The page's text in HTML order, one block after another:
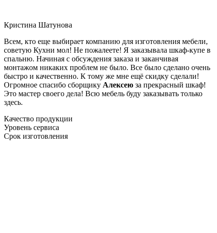
Кристина Шатунова
Всем, кто еще выбирает компанию для изготовления мебели,
советую Кухни мол! Не пожалеете! Я заказывала шкаф-купе в
спальню. Начиная с обсуждения заказа и заканчивая
монтажом никаких проблем не было. Все было сделано очень
быстро и качественно. К тому же мне ещё скидку сделали!
Огромное спасибо сборщику Алексею за прекрасный шкаф!
Это мастер своего дела! Всю мебель буду заказывать только
здесь.
Качество продукции
Уровень сервиса
Срок изготовления